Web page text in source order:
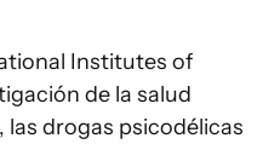
Institutes of
de la salud
las drogas psicodélicas